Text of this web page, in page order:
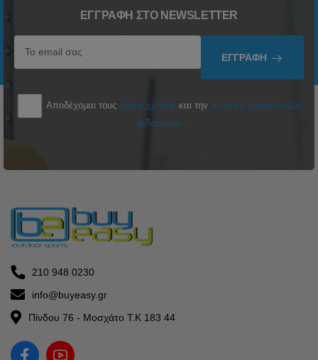
ΕΓΓΡΑΦΉ ΣΤΟ NEWSLETTER
ΕΓΓΡΑΦΉ
Αποδέχομαι τους όρους χρήσης και την πολιτική προσωπικών
δεδομένων
210 948 0230
info@buyeasy.gr
Πίνδου 76 - Μοσχάτο Τ.Κ 183 44